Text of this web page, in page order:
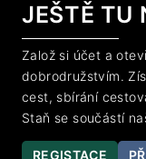
JEŠTĚ TU
Založ si účet a
dobrodružstvím.
cest, sbírání
Staň se součástí
REGISTACE